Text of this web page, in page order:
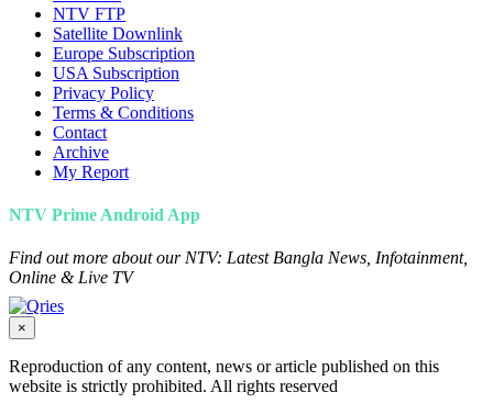
NTV FTP
Satellite Downlink
Europe Subscription
USA Subscription
Privacy Policy
Terms & Conditions
Contact
Archive
My Report
NTV Prime Android App
Find out more about our NTV: Latest Bangla News, Infotainment,
Online & Live TV
×
Reproduction of any content, news or article published on this
website is strictly prohibited. All rights reserved